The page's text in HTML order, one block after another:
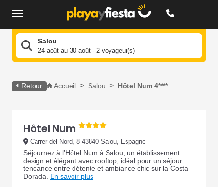
Salou
24 août au 30 août - 2 voyageur(s)
Retour Accueil Salou Hôtel Num 4****
Hôtel Num
Carrer del Nord, 8 43840 Salou, Espagne
Séjournez à l’Hôtel Num à Salou, un établissement
design et élégant avec rooftop, idéal pour un séjour
tendance entre détente et ambiance chic sur la Costa
Dorada.
En savoir plus